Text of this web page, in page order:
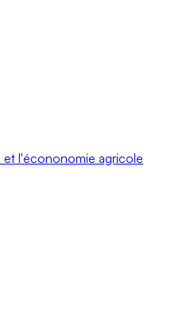
et l'écononomie agricole